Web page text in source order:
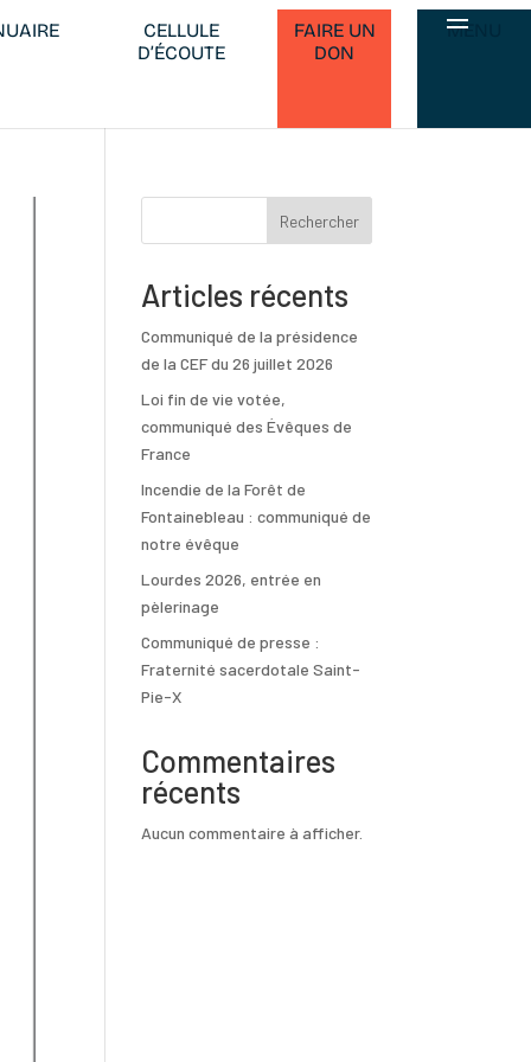
CELLULE
D’ÉCOUTE
FAIRE UN
DON
MENU
Rechercher
Articles récents
Communiqué de la présidence
de la CEF du 26 juillet 2026
Loi fin de vie votée,
communiqué des Évêques de
France
Incendie de la Forêt de
Fontainebleau : communiqué de
notre évêque
Lourdes 2026, entrée en
pèlerinage
Communiqué de presse :
Fraternité sacerdotale Saint-
Pie-X
Commentaires
récents
Aucun commentaire à afficher.